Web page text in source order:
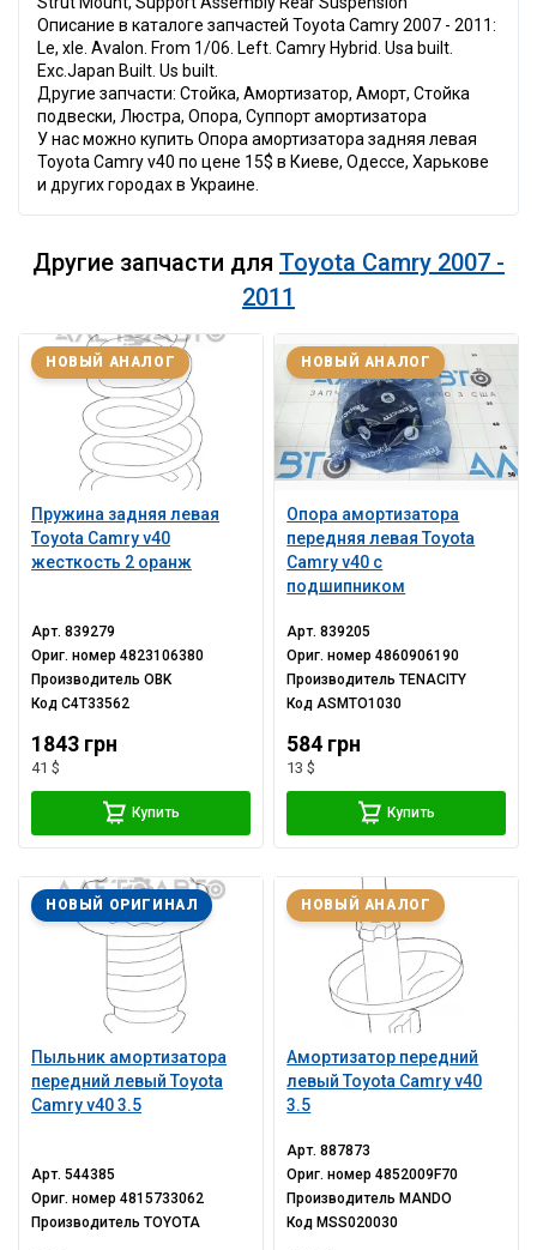
Описание в каталоге запчастей Toyota Camry 2007 - 2011:
Le, xle. Avalon. From 1/06. Left. Camry Hybrid. Usa built.
Exc.Japan Built. Us built.
Другие запчасти: Стойка, Амортизатор, Аморт, Стойка
подвески, Люстра, Опора, Суппорт амортизатора
У нас можно купить Опора амортизатора задняя левая
Toyota Camry v40 по цене 15$ в Киеве, Одессе, Харькове
и других городах в Украине.
Другие запчасти для Toyota Camry 2007 -
2011
Пружина задняя левая
Toyota Camry v40
жесткость 2 оранж
НОВЫЙ АНАЛОГ
Арт.839279
Ориг. номер4823106380
ПроизводительOBK
КодC4T33562
1843 грн
41 $
Купить
Опора амортизатора
передняя левая Toyota
Camry v40 с
подшипником
НОВЫЙ АНАЛОГ
Арт.839205
Ориг. номер4860906190
ПроизводительTENACITY
КодASMTO1030
584 грн
13 $
Купить
Пыльник амортизатора
передний левый Toyota
Camry v40 3.5
НОВЫЙ ОРИГИНАЛ
Арт.544385
Ориг. номер4815733062
ПроизводительTOYOTA
Амортизатор передний
левый Toyota Camry v40
3.5
НОВЫЙ АНАЛОГ
Арт.887873
Ориг. номер4852009F70
Производитель MANDO
Код MSS020030